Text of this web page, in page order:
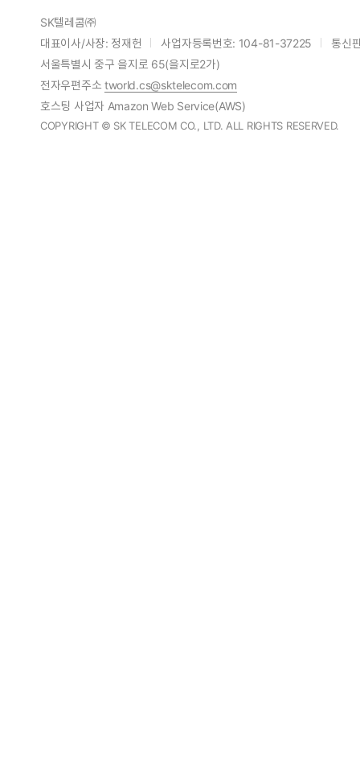
SK텔레콤㈜
대표이사/사장: 정재헌
사업자등록번호: 104-81-37225
통신
서울특별시 중구 을지로 65(을지로2가)
전자우편주소 tworld.cs@sktelecom.com
호스팅 사업자 Amazon Web Service(AWS)
COPYRIGHT © SK TELECOM CO., LTD. ALL RIGHTS RESERVED.